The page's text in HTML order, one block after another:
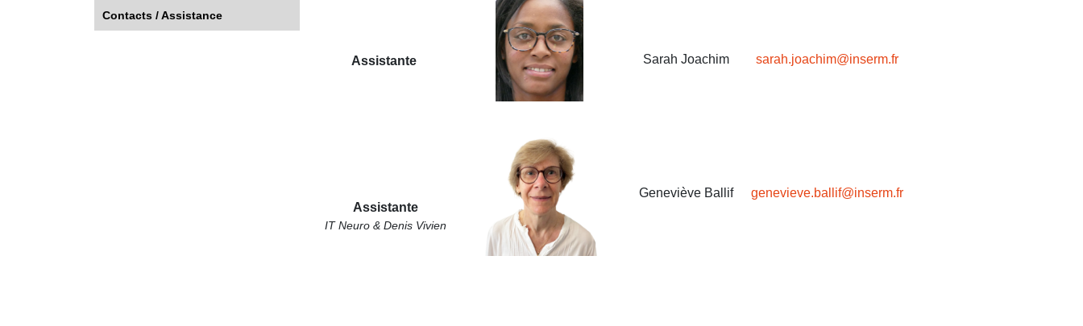
Contacts / Assistance
Assistante Sarah Joachim sarah.joachim@inserm.fr
Assistante
IT Neuro & Denis Vivien
Geneviève Ballif genevieve.ballif@inserm.fr